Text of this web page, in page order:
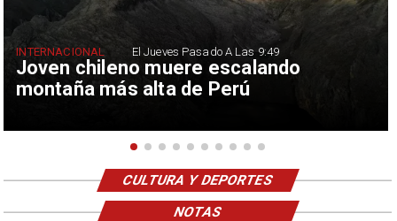
Joven chileno muere escalando
montaña más alta de Perú
INTERNACIONAL El Jueves Pasado A Las 9:49
CULTURA Y DEPORTES
NOTAS